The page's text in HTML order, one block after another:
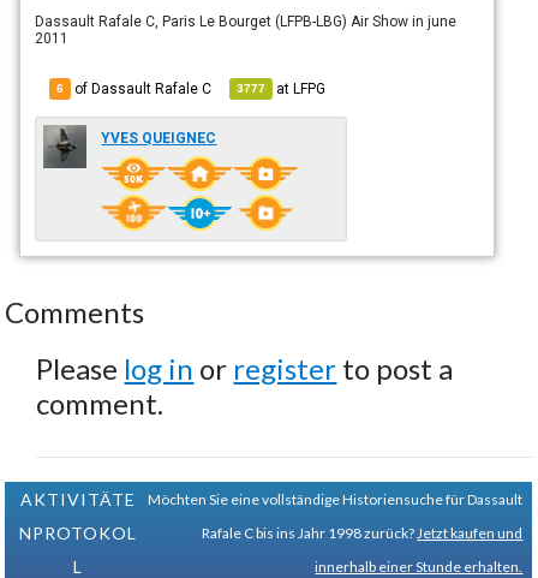
Dassault Rafale C, Paris Le Bourget (LFPB-LBG) Air Show in june
2011
6 of Dassault Rafale C 3777 atLFPG
YVES QUEIGNEC
Comments
Please log in or register to post a
comment.
AKTIVITÄTE
NPROTOKOL
L
Möchten Sie eine vollständige Historiensuche für Dassault
Rafale C bis ins Jahr 1998 zurück? Jetzt kaufen und
innerhalb einer Stunde erhalten.